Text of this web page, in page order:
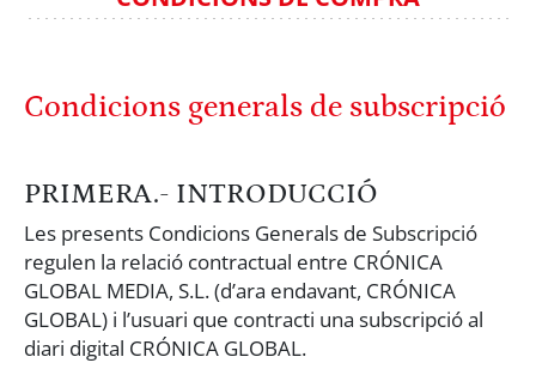
Condicions generals de subscripció
PRIMERA.- INTRODUCCIÓ
Les presents Condicions Generals de Subscripció
regulen la relació contractual entre CRÓNICA
GLOBAL MEDIA, S.L. (d’ara endavant, CRÓNICA
GLOBAL) i l’usuari que contracti una subscripció al
diari digital CRÓNICA GLOBAL.